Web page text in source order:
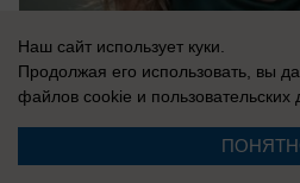
08.08.2026
Одесса в огне: ВС РФ
Наш сайт использует куки.
Продолжая его использовать, вы
файлов cookie и пользовательских